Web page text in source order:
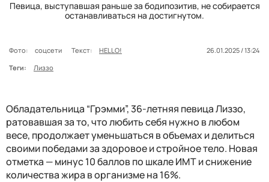
Певица, выступавшая раньше за бодипозитив, не собирается
останавливаться на достигнутом.
Фото: соцсети Текст: HELLO!
26.01.2025 / 13:24
Теги:
Лиззо
Обладательница “Грэмми”, 36-летняя певица Лиззо,
ратовавшая за то, что любить себя нужно в любом
весе, продолжает уменьшаться в объемах и делиться
своими победами за здоровое и стройное тело. Новая
отметка — минус 10 баллов по шкале ИМТ и снижение
количества жира в организме на 16%.